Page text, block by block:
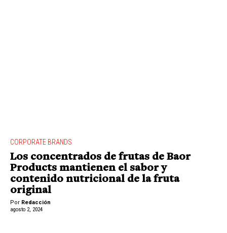
CORPORATE BRANDS
Los concentrados de frutas de Baor
Products mantienen el sabor y
contenido nutricional de la fruta
original
Por Redacción
agosto 2, 2024